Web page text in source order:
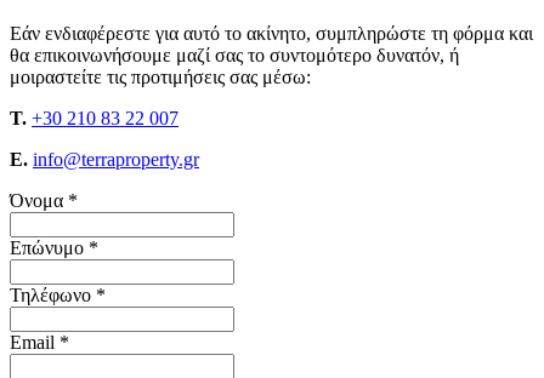
Εάν ενδιαφέρεστε για αυτό το ακίνητο, συμπληρώστε τη φόρμα και
θα επικοινωνήσουμε μαζί σας το συντομότερο δυνατόν, ή
μοιραστείτε τις προτιμήσεις σας μέσω:
T. +30 210 83 22 007
E. info@terraproperty.gr
Όνομα *
Επώνυμο *
Τηλέφωνο *
Email *